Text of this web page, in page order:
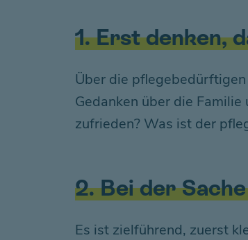
1. Erst denken,
Über die
Gedanken über die
zufrieden? Was ist der
2. Bei der
Es ist zielführend, zuerst